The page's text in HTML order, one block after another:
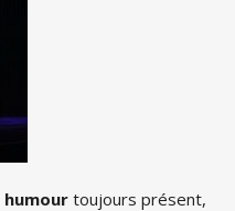
humour toujours présent,